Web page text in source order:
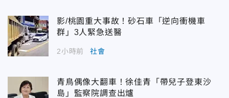
影/桃園重大事故！砂石車「逆向衝機車
群」3人緊急送醫
2小時前 社會
青鳥偶像大翻車！徐佳青「帶兒子登東沙
島」監察院調查出爐